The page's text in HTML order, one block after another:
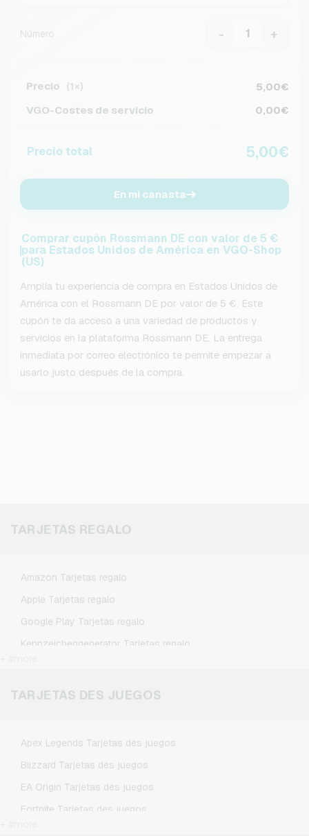
Número - +
Precio (1×)
5,00€
VGO-Costes de servicio
0,00€
Precio total 5,00€
En mi canasta
Comprar cupón Rossmann DE con valor de 5 €
para Estados Unidos de América en VGO-Shop
(US)
Amplía tu experiencia de compra en Estados Unidos de
América con el Rossmann DE por valor de 5 €. Este
cupón te da acceso a una variedad de productos y
servicios en la plataforma Rossmann DE. La entrega
inmediata por correo electrónico te permite empezar a
usarlo justo después de la compra.
TARJETAS REGALO
Amazon Tarjetas regalo
Apple Tarjetas regalo
Google Play Tarjetas regalo
Kennzeichengenerator Tarjetas regalo
Netflix Tarjetas regalo
TARJETAS DES JUEGOS
Apex Legends Tarjetas des juegos
Blizzard Tarjetas des juegos
EA Origin Tarjetas des juegos
Fortnite Tarjetas des juegos